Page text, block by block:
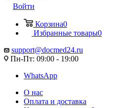
Войти
Корзина0
Избранные товары0
support@docmed24.ru
Пн-Пт: 09:00 - 19:00
WhatsApp
О нас
Оплата и доставка